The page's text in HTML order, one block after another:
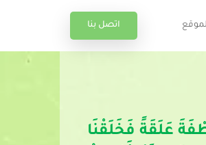
اتصل بنا
نُطْفَةً فِي قَرَارٍ مَكِينٍ (13) ثُمَّ خَلَقْنَا النُّطْفَةَ عَلَقَةً فَخَلَقْنَا